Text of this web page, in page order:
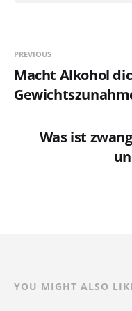
PREVIOUS
Macht Alkohol
Was ist
YOU MIGHT ALSO